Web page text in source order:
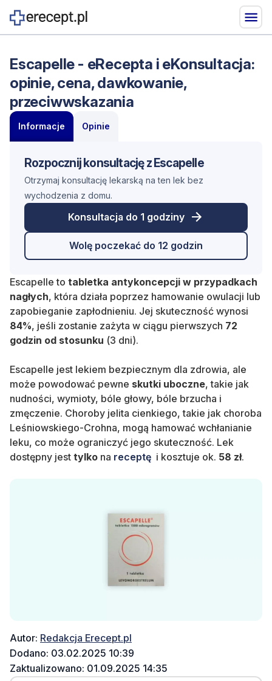
Escapelle - eRecepta i eKonsultacja:
opinie, cena, dawkowanie,
przeciwwskazania
Informacje Opinie
Rozpocznij konsultację z Escapelle
Otrzymaj konsultację lekarską na ten lek bez
wychodzenia z domu.
Konsultacja do 1 godziny
Wolę poczekać do 12 godzin
Escapelle to tabletka antykoncepcji w przypadkach
nagłych, która działa poprzez hamowanie owulacji lub
zapobieganie zapłodnieniu. Jej skuteczność wynosi
84%, jeśli zostanie zażyta w ciągu pierwszych 72
godzin od stosunku (3 dni).
Escapelle jest lekiem bezpiecznym dla zdrowia, ale
może powodować pewne skutki uboczne, takie jak
nudności, wymioty, bóle głowy, bóle brzucha i
zmęczenie. Choroby jelita cienkiego, takie jak choroba
Leśniowskiego-Crohna, mogą hamować wchłanianie
leku, co może ograniczyć jego skuteczność. Lek
dostępny jest tylko na receptę i kosztuje ok. 58 zł.
Autor: Redakcja Erecept.pl
Dodano: 03.02.2025 10:39
Zaktualizowano: 01.09.2025 14:35